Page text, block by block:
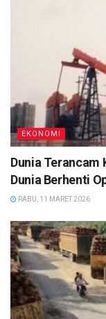
EKONOMI
Dunia Terancam
Dunia Berhenti
RABU, 11 MARET 2026